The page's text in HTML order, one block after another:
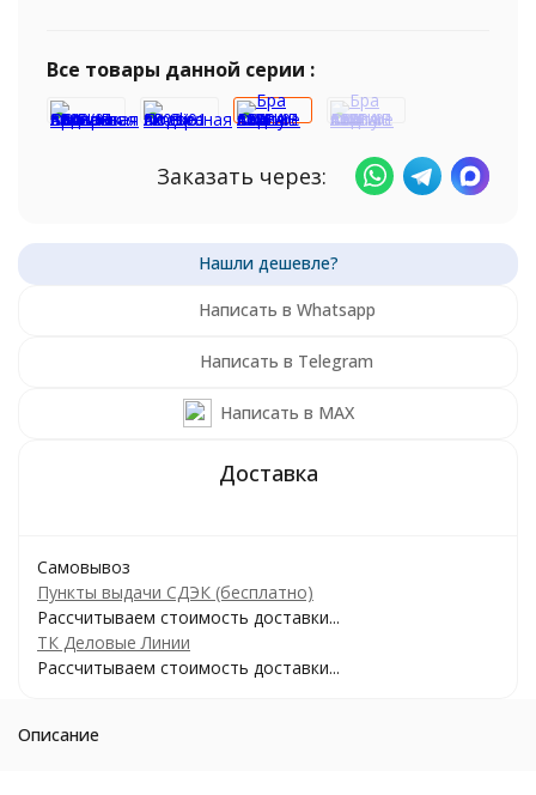
Все товары данной серии :
Заказать через:
Написать в Whatsapp
Написать в Telegram
Написать в MAX
Самовывоз
Пункты выдачи СДЭК (бесплатно)
Рассчитываем стоимость доставки...
ТК Деловые Линии
Рассчитываем стоимость доставки...
Описание